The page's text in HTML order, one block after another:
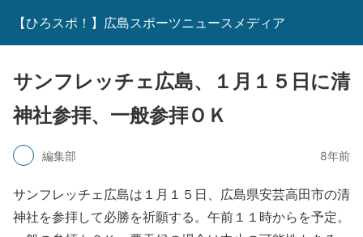
【ひろスポ！】広島スポーツニュースメディア
サンフレッチェ広島、１月１５日に清
神社参拝、一般参拝ＯＫ
編集部 8年前
サンフレッチェ広島は１月１５日、広島県安芸高田市の清
神社を参拝して必勝を祈願する。午前１１時からを予定。